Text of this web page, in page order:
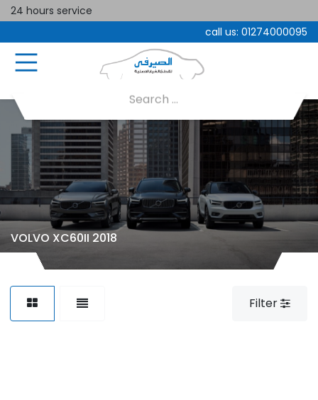
24 hours service
call us: 01274000095
VOLVO XC60II 2018
Filter